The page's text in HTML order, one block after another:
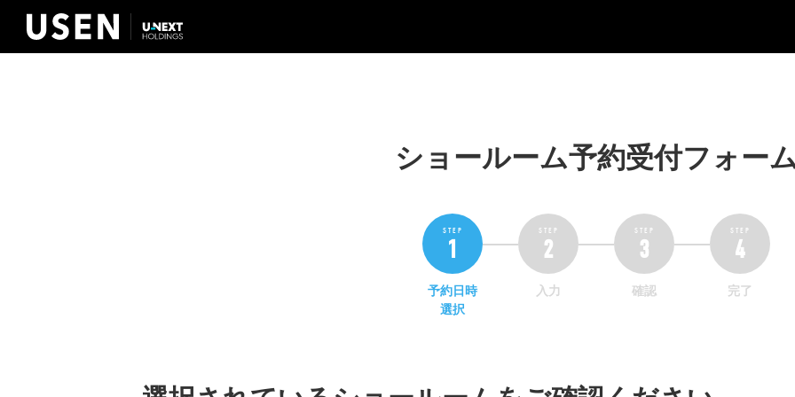
ショールーム予約受付フォー
予約日時
選択
入力 確認 完了